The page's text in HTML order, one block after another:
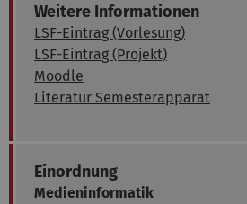
Weitere Informationen
LSF-Eintrag (Vorlesung)
LSF-Eintrag (Projekt)
Moodle
Literatur Semesterapparat
Einordnung
Medieninformatik